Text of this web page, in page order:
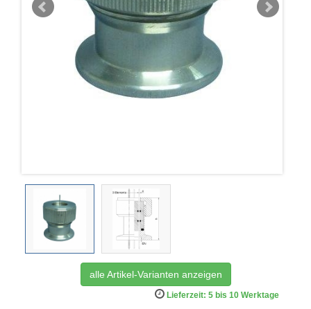
alle Artikel-Varianten anzeigen
Lieferzeit: 5 bis 10 Werktage